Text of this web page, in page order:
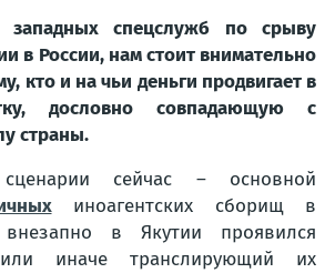
западных спецслужб по срыву
в России, нам стоит внимательно
кто и на чьи деньги продвигает в
дословно совпадающую с
страны.
сценарии сейчас – основной
иноагентских сборищ в
в Якутии проявился
иначе транслирующий их